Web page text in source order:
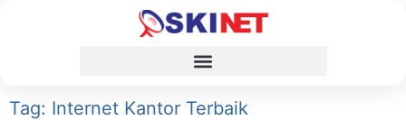
Tag: Internet Kantor Terbaik